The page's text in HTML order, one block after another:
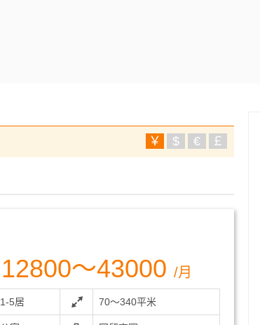
￥ $ € ￡
12800～43000 /月
1-5居 70～340平米